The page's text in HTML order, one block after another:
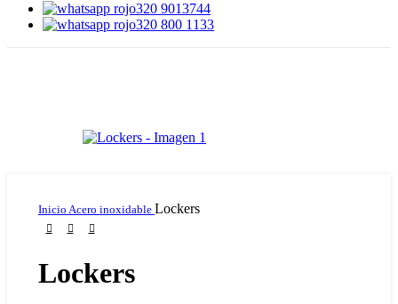
320 9013744
320 800 1133
Inicio Acero inoxidable Lockers
Lockers